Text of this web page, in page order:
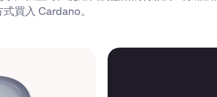
買入 Cardano。